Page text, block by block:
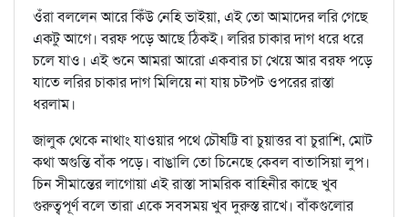
ওঁরা বললেন আরে কিঁউ নেহি ভাইয়া, এই তো আমাদের লরি গেছে
একটু আগে। বরফ পড়ে আছে ঠিকই। লরির চাকার দাগ ধরে ধরে
চলে যাও। এই শুনে আমরা আরো একবার চা খেয়ে আর বরফ পড়ে
যাতে লরির চাকার দাগ মিলিয়ে না যায় চটপট ওপরের রাস্তা
ধরলাম।
জালুক থেকে নাথাং যাওয়ার পথে চৌষট্টি বা চুয়াত্তর বা চুরাশি, মোট
কথা অগুন্তি বাঁক পড়ে। বাঙালি তো চিনেছে কেবল বাতাসিয়া লুপ।
চিন সীমান্তের লাগোয়া এই রাস্তা সামরিক বাহিনীর কাছে খুব
গুরুত্বপূর্ণ বলে তারা একে সবসময় খুব দুরুস্ত রাখে। বাঁকগুলোর